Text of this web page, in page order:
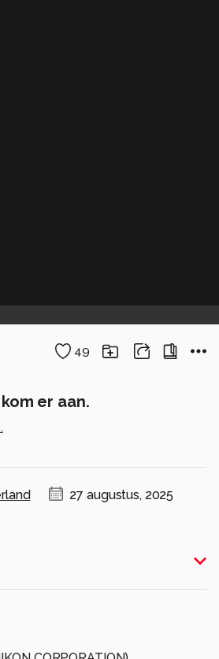
49
er aan.
27 augustus, 2025